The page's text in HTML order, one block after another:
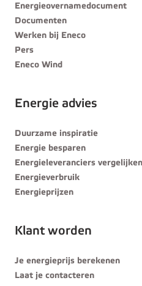
Energieovernamedocument
Documenten
Werken bij Eneco
Pers
Eneco Wind
Energie advies
Duurzame inspiratie
Energie besparen
Energieleveranciers vergelijken
Energieverbruik
Energieprijzen
Klant worden
Je energieprijs berekenen
Laat je contacteren